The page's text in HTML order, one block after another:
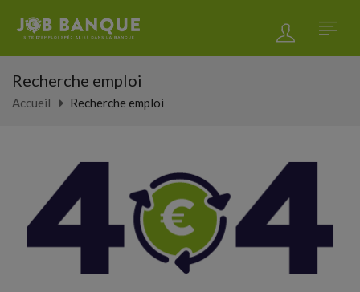
Recherche emploi
Accueil Recherche emploi